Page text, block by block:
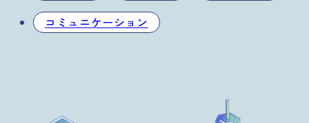
コミュニケーション